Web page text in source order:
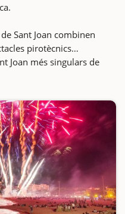
Sant Joan combinen
pirotècnics…
Joan més singulars de